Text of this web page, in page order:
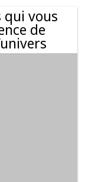
qui vous
de